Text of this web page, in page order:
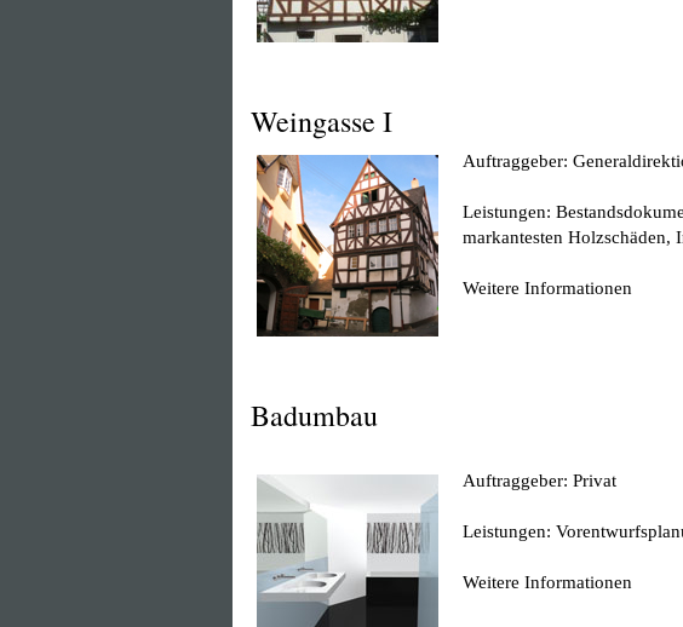
Weingasse I
Auftraggeber:
Leistungen:
markantesten Holzschäden,
Weitere Informationen
Badumbau
Auftraggeber: Privat
Leistungen:
Weitere Informationen